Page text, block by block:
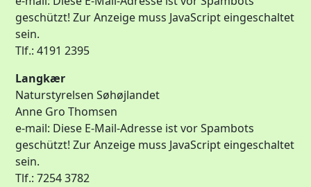
geschützt! Zur Anzeige muss JavaScript eingeschaltet
sein.
Tlf.: 4191 2395
Langkær
Naturstyrelsen Søhøjlandet
Anne Gro Thomsen
e-mail: Diese E-Mail-Adresse ist vor Spambots
geschützt! Zur Anzeige muss JavaScript eingeschaltet
sein.
Tlf.: 7254 3782